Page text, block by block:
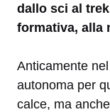
dallo sci al
formativa, alla
Anticamente
autonoma per
calce, ma